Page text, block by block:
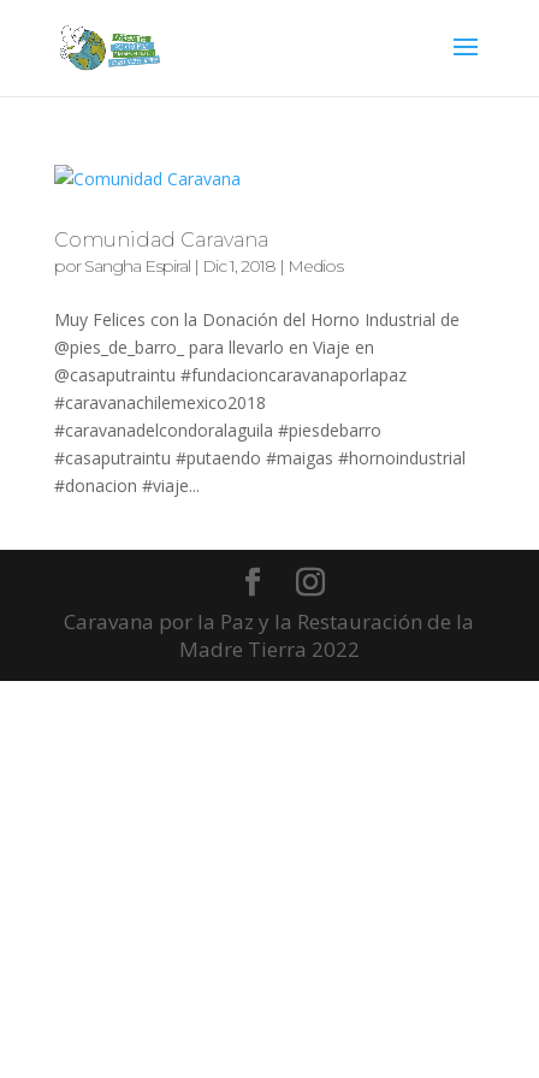
Comunidad Caravana
porSangha Espiral| Dic 1, 2018| Medios
Muy Felices con la Donación del Horno Industrial de
@pies_de_barro_ para llevarlo en Viaje en
@casaputraintu #fundacioncaravanaporlapaz
#caravanachilemexico2018
#caravanadelcondoralaguila #piesdebarro
#casaputraintu #putaendo #maigas #hornoindustrial
#donacion #viaje...
Caravana por la Paz y la Restauración de la
Madre Tierra 2022